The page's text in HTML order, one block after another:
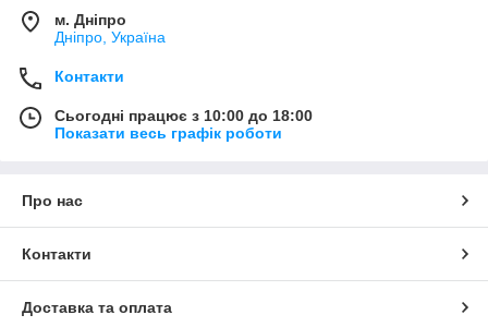
м. Дніпро
Дніпро, Україна
Контакти
Сьогодні працює з 10:00 до 18:00
Показати весь графік роботи
Про нас
Контакти
Доставка та оплата